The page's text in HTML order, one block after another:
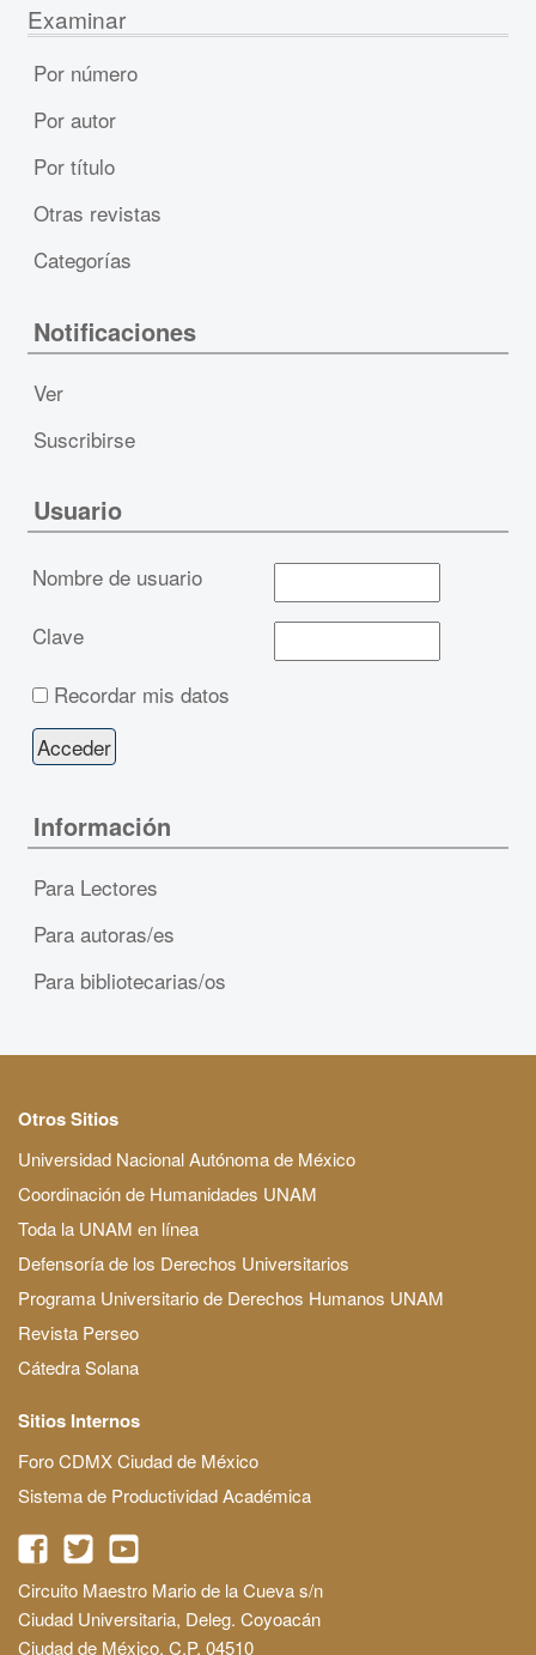
Examinar
Por número
Por autor
Por título
Otras revistas
Categorías
Notificaciones
Ver
Suscribirse
Usuario
Nombre de usuario
Clave
Recordar mis datos
Información
Para Lectores
Para autoras/es
Para bibliotecarias/os
Otros Sitios
Universidad Nacional Autónoma de México
Coordinación de Humanidades UNAM
Toda la UNAM en línea
Defensoría de los Derechos Universitarios
Programa Universitario de Derechos Humanos UNAM
Revista Perseo
Cátedra Solana
Sitios Internos
Foro CDMX Ciudad de México
Sistema de Productividad Académica
Circuito Maestro Mario de la Cueva s/n
Ciudad Universitaria, Deleg. Coyoacán
Ciudad de México, C.P. 04510